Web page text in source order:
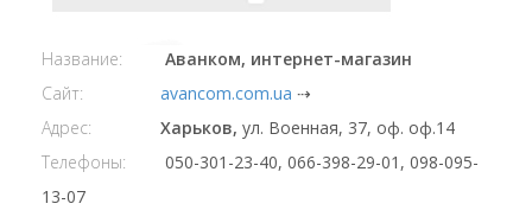
Название:
Аванком, интернет-магазин
Сайт:
avancom.com.ua ⇢
Адрес:
Харьков, ул. Военная, 37, оф. оф.14
Телефоны:
050-301-23-40, 066-398-29-01, 098-095-
13-07